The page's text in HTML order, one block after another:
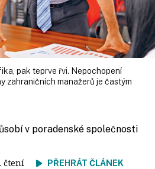
pak teprve řvi. Nepochopení
zahraničních manažerů je častým
v poradenské společnosti
čtení PŘEHRÁT ČLÁNEK